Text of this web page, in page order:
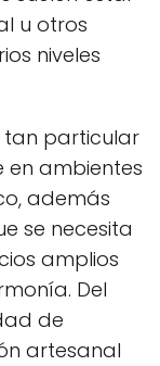
u otros
niveles
tan particular
en ambientes
además
se necesita
amplios
Del
de
artesanal